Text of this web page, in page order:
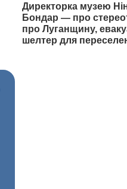
Директорка музею
Бондар — про
про Луганщину,
шелтер для